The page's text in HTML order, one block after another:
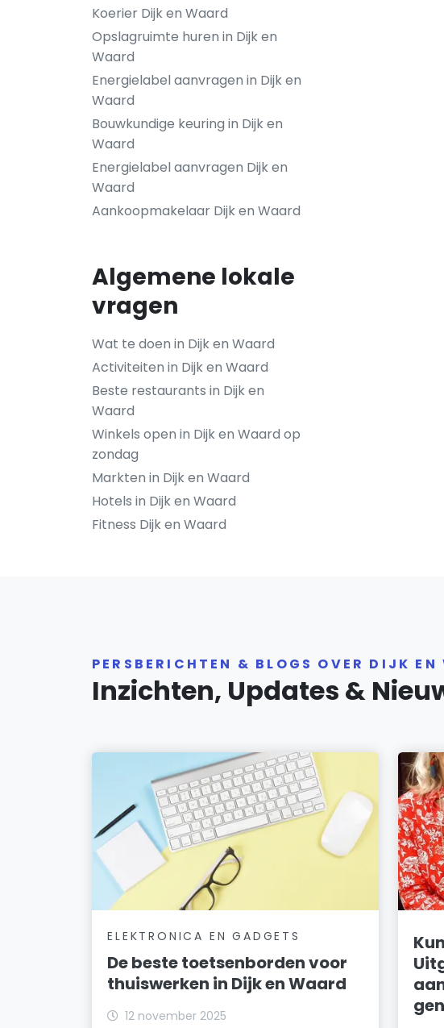
Koerier Dijk en Waard
Opslagruimte huren in Dijk en
Waard
Energielabel aanvragen in Dijk en
Waard
Bouwkundige keuring in Dijk en
Waard
Energielabel aanvragen Dijk en
Waard
Aankoopmakelaar Dijk en Waard
Algemene lokale
vragen
Wat te doen in Dijk en Waard
Activiteiten in Dijk en Waard
Beste restaurants in Dijk en
Waard
Winkels open in Dijk en Waard op
zondag
Markten in Dijk en Waard
Hotels in Dijk en Waard
Fitness Dijk en Waard
PERSBERICHTEN & BLOGS OVER DIJK EN
Inzichten, Updates &
ELEKTRONICA EN GADGETS
De beste toetsenborden voor
thuiswerken in Dijk en Waard
12 november 2025